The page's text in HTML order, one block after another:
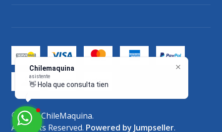
Chilemaquina
asistente
👋 Hola que consulta tienes,
2026 ChileMaquina.
All Rights Reserved. Powered by Jumpseller.